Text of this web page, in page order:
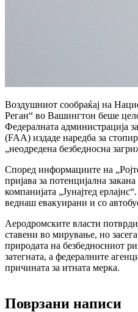
Воздушниот сообраќај на
Реган“ во Вашингтон беше
Федералната администрација
(FAA) издаде наредба за
„неодредена безбедносна
Според информациите на
пријава за потенцијална
компанијата „Јунајтед
веднаш евакуирани и со
Аеродромските власти
ставени во мирување, но
природата на безбедносниот
затегната, а федералните
причината за итната мерка.
Поврзани написи